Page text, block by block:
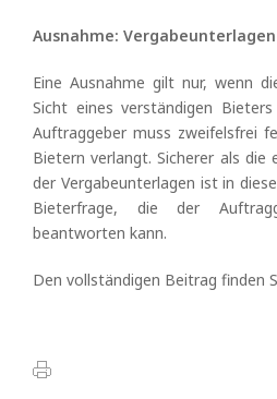
Ausnahme:
Eine Ausnahme gilt nur, wenn
Sicht eines verständigen
Auftraggeber muss zweifelsfrei
Bietern verlangt. Sicherer als die
der Vergabeunterlagen ist in
Bieterfrage, die der
beantworten kann.
Den vollständigen Beitrag finden